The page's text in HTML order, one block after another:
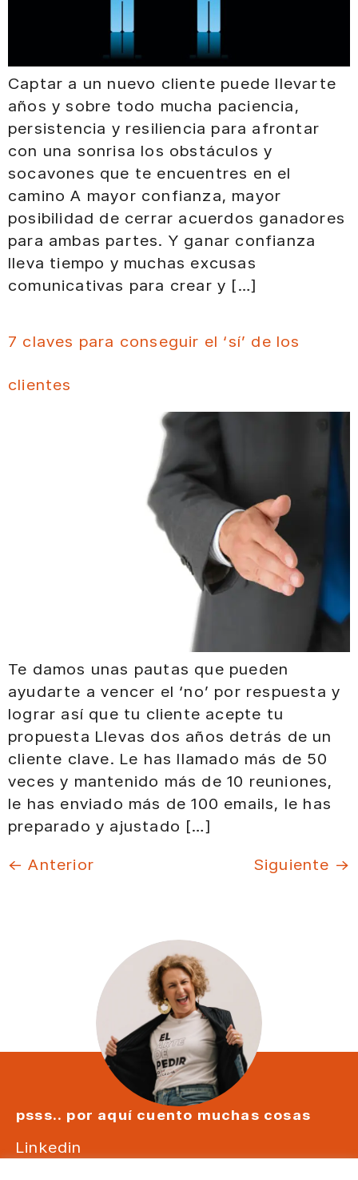
Captar a un nuevo cliente puede llevarte
años y sobre todo mucha paciencia,
persistencia y resiliencia para afrontar
con una sonrisa los obstáculos y
socavones que te encuentres en el
camino A mayor confianza, mayor
posibilidad de cerrar acuerdos ganadores
para ambas partes. Y ganar confianza
lleva tiempo y muchas excusas
comunicativas para crear y […]
7 claves para conseguir el ‘sí’ de los
clientes
Te damos unas pautas que pueden
ayudarte a vencer el ‘no’ por respuesta y
lograr así que tu cliente acepte tu
propuesta Llevas dos años detrás de un
cliente clave. Le has llamado más de 50
veces y mantenido más de 10 reuniones,
le has enviado más de 100 emails, le has
preparado y ajustado […]
← Anterior Siguiente →
psss.. por aquí cuento muchas cosas
Linkedin